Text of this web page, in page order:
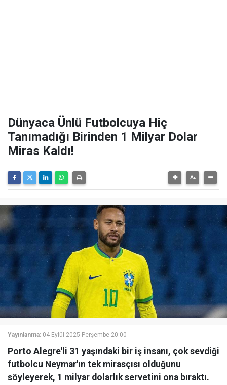
Dünyaca Ünlü Futbolcuya Hiç
Tanımadığı Birinden 1 Milyar Dolar
Miras Kaldı!
Yayınlanma: 04 Eylül 2025 Perşembe 20:00
Porto Alegre'li 31 yaşındaki bir iş insanı, çok sevdiği
futbolcu Neymar'ın tek mirasçısı olduğunu
söyleyerek, 1 milyar dolarlık servetini ona bıraktı.